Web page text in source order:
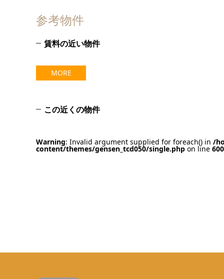
参考物件
賃料の近い物件
MORE
この近くの物件
Warning: Invalid argument supplied for foreach() in /
content/themes/gensen_tcd050/single.php on line 600